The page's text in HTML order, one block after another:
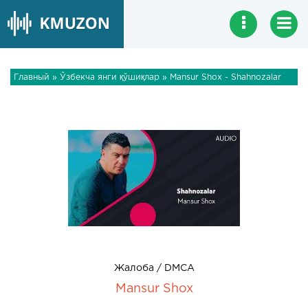
Главный » Ўзбекча янги қўшиқлар » Mansur Shox - Shahnozalar
Жалоба / DMCA
Mansur Shox